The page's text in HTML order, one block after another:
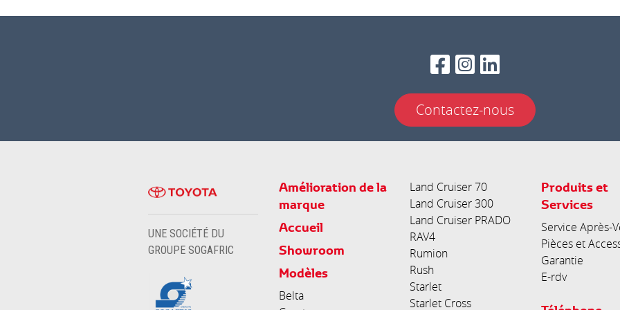
Contactez-nous
UNE SOCIÉTÉ DU
GROUPE SOGAFRIC
Amélioration de la
marque
Accueil
Showroom
Modèles
Belta
Land Cruiser 70
Land Cruiser 300
Land Cruiser PRADO
RAV4
Rumion
Rush
Starlet
Starlet Cross
Produits et
Services
Service Après-
Pièces et
Garantie
E-rdv